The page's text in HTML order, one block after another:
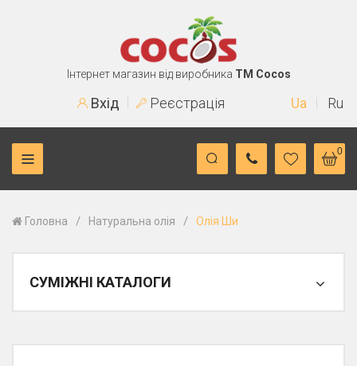
Інтернет магазин від виробника TM Cocos
Вхід Реєстрація Ua Ru
0
Головна / Натуральна олія / Олія Ши
СУМІЖНІ КАТАЛОГИ